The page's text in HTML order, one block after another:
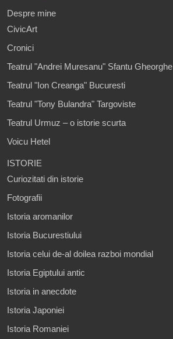
Despre mine
CivicArt
Cronici
Teatrul "Andrei Muresanu" Sfantu Gheorghe
Teatrul "Ion Creanga" Bucuresti
Teatrul "Tony Bulandra" Targoviste
Teatrul Urmuz – o istorie scurta
Voicu Hetel
ISTORIE
Curiozitati din istorie
Fotografii
Istoria aromanilor
Istoria Bucurestiului
Istoria celui de-al doilea razboi mondial
Istoria Egiptului antic
Istoria in anecdote
Istoria Japoniei
Istoria Romaniei